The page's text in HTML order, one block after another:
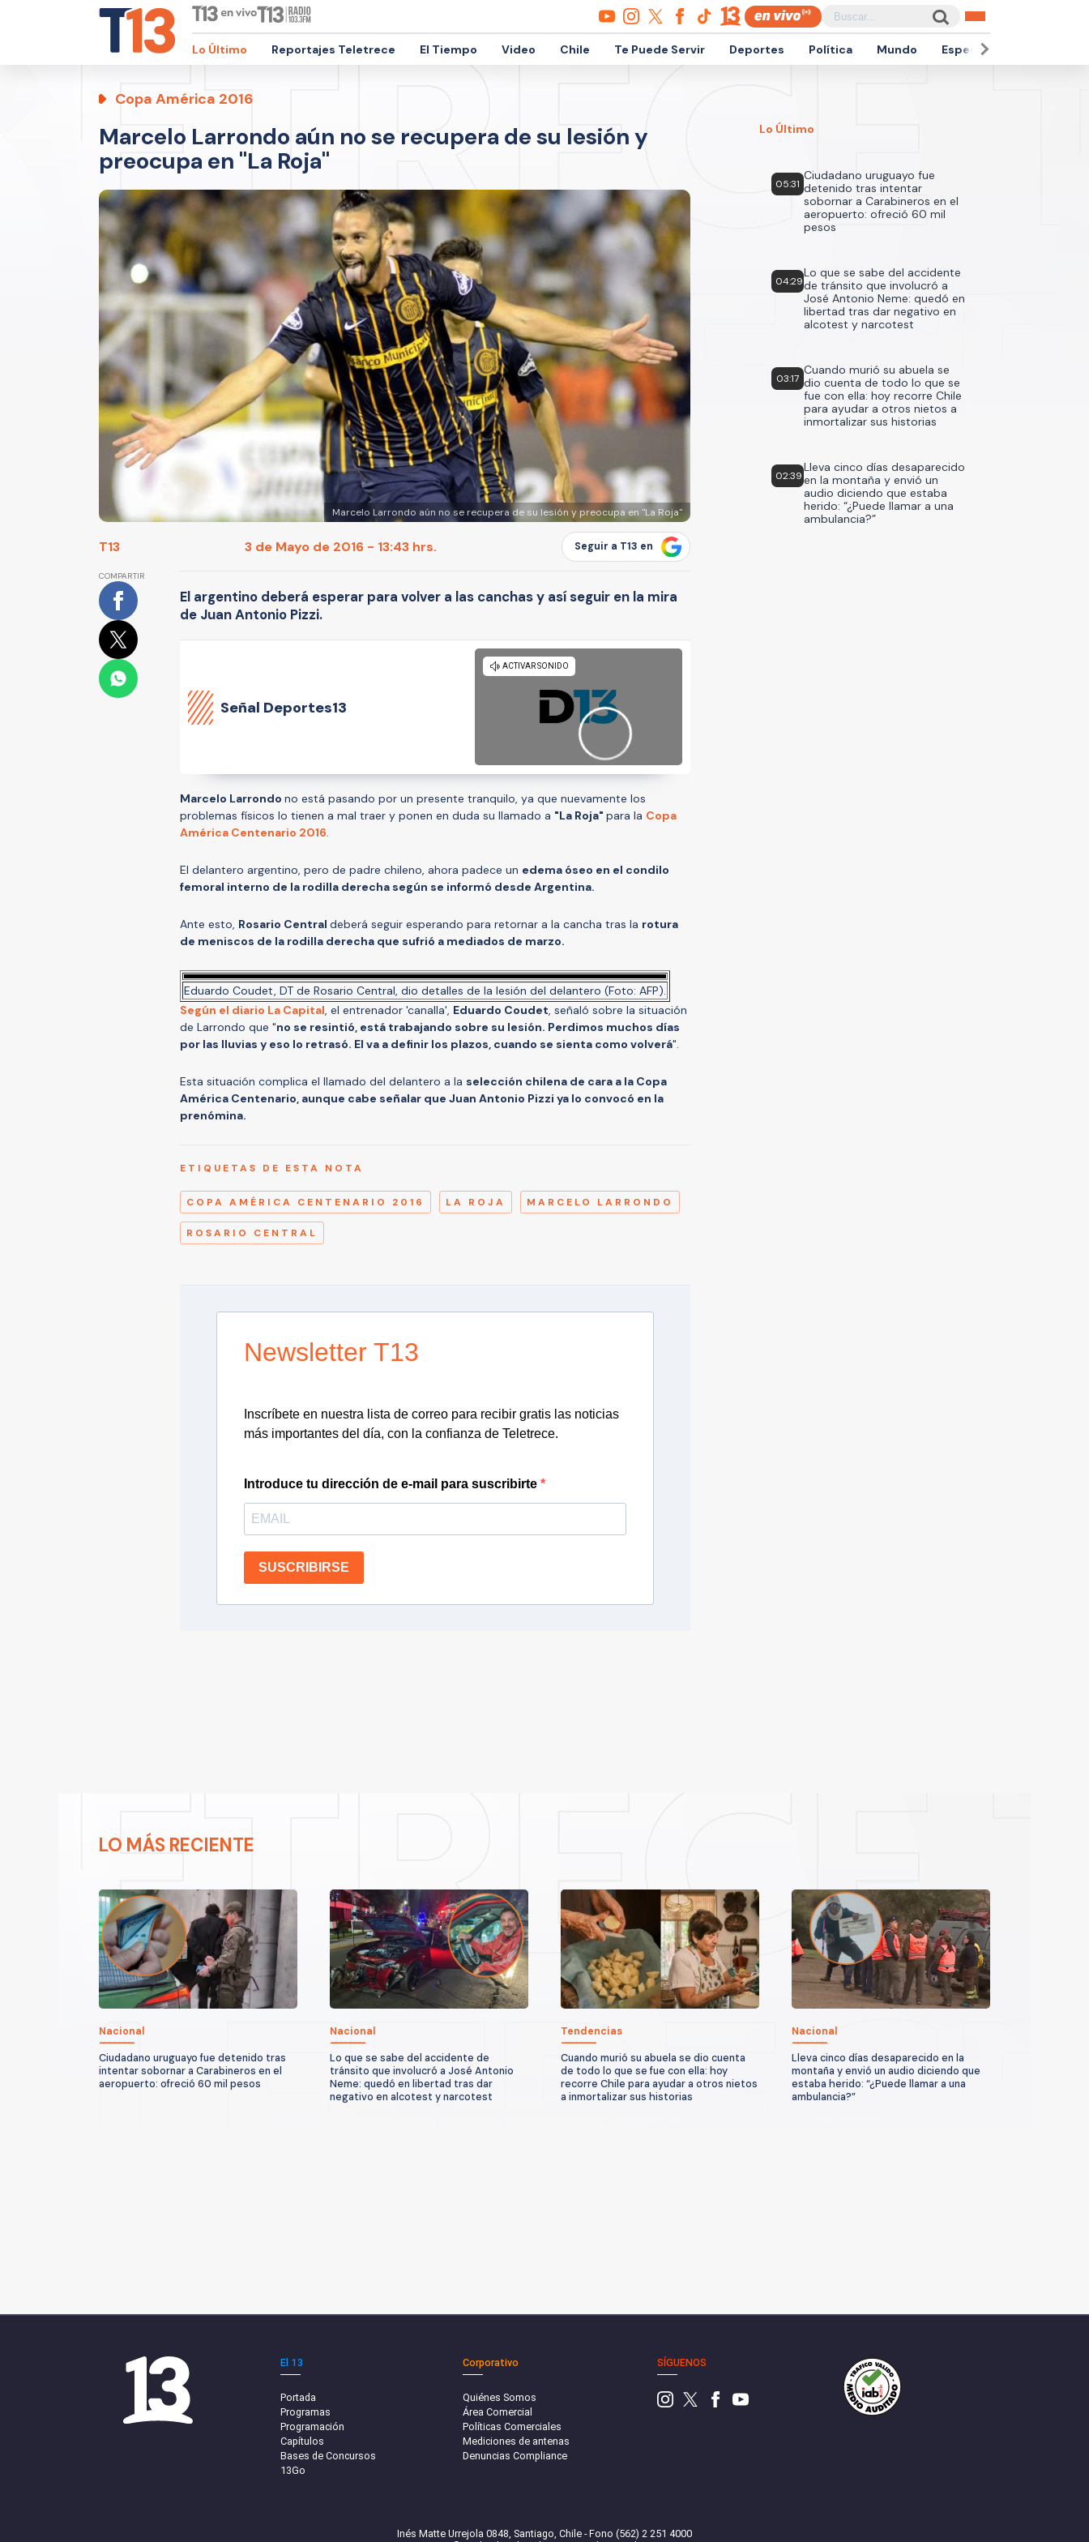
Lo Último Reportajes Teletrece El Tiempo Video Chile Te Puede Servir Deportes Política Mundo Espectáculos
Copa América 2016
Marcelo Larrondo aún no se recupera de su lesión y
preocupa en "La Roja"
Marcelo Larrondo aún no se recupera de su lesión y preocupa en "La Roja"
T13 3 de Mayo de 2016 - 13:43 hrs. Seguir a T13 en
COMPARTIR
El argentino deberá esperar para volver a las canchas y así seguir en la mira
de Juan Antonio Pizzi.
Señal Deportes13
Marcelo Larrondo no está pasando por un presente tranquilo, ya que nuevamente los
problemas físicos lo tienen a mal traer y ponen en duda su llamado a "La Roja" para la Copa
América Centenario 2016.
El delantero argentino, pero de padre chileno, ahora padece un edema óseo en el condilo
femoral interno de la rodilla derecha según se informó desde Argentina.
Ante esto, Rosario Central deberá seguir esperando para retornar a la cancha tras la rotura
de meniscos de la rodilla derecha que sufrió a mediados de marzo.
Eduardo Coudet, DT de Rosario Central, dio detalles de la lesión del delantero (Foto: AFP).
Según el diario La Capital, el entrenador 'canalla', Eduardo Coudet, señaló sobre la situación
de Larrondo que "no se resintió, está trabajando sobre su lesión. Perdimos muchos días
por las lluvias y eso lo retrasó. El va a definir los plazos, cuando se sienta como volverá".
Esta situación complica el llamado del delantero a la selección chilena de cara a la Copa
América Centenario, aunque cabe señalar que Juan Antonio Pizzi ya lo convocó en la
prenómina.
ETIQUETAS DE ESTA NOTA
COPA AMÉRICA CENTENARIO 2016 LA ROJA MARCELO LARRONDO
ROSARIO CENTRAL
Newsletter T13
Inscríbete en nuestra lista de correo para recibir gratis las noticias
más importantes del día, con la confianza de Teletrece.
Introduce tu dirección de e-mail para suscribirte
SUSCRIBIRSE
Lo Último
05:31
Ciudadano uruguayo fue
detenido tras intentar
sobornar a Carabineros en el
aeropuerto: ofreció 60 mil
pesos
04:29
Lo que se sabe del accidente
de tránsito que involucró a
José Antonio Neme: quedó en
libertad tras dar negativo en
alcotest y narcotest
03:17
Cuando murió su abuela se
dio cuenta de todo lo que se
fue con ella: hoy recorre Chile
para ayudar a otros nietos a
inmortalizar sus historias
02:39
Lleva cinco días desaparecido
en la montaña y envió un
audio diciendo que estaba
herido: “¿Puede llamar a una
ambulancia?”
LO MÁS RECIENTE
Nacional
Ciudadano uruguayo fue detenido tras
intentar sobornar a Carabineros en el
aeropuerto: ofreció 60 mil pesos
Nacional
Lo que se sabe del accidente de
tránsito que involucró a José Antonio
Neme: quedó en libertad tras dar
negativo en alcotest y narcotest
Tendencias
Cuando murió su abuela se dio cuenta
de todo lo que se fue con ella: hoy
recorre Chile para ayudar a otros nietos
a inmortalizar sus historias
Nacional
Lleva cinco días desaparecido en la
montaña y envió un audio diciendo que
estaba herido: “¿Puede llamar a una
ambulancia?”
El 13
Portada
Programas
Programación
Capítulos
Bases de Concursos
13Go
Corporativo
Quiénes Somos
Área Comercial
Políticas Comerciales
Mediciones de antenas
Denuncias Compliance
SÍGUENOS
Inés Matte Urrejola 0848, Santiago, Chile - Fono (562) 2 251 4000